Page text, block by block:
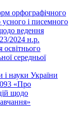
орфографічного
і писемного
ведення
2024 н.р.
освітнього
середньої
і науки України
«Про
щодо